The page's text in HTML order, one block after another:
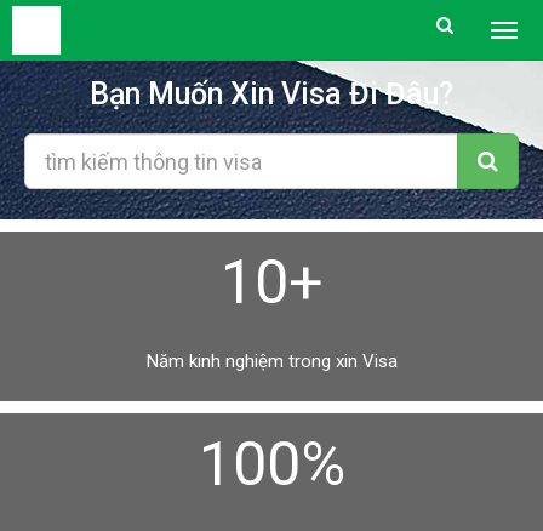
Bạn Muốn Xin Visa Đi Đâu?
10+
Năm kinh nghiệm trong xin Visa
100%